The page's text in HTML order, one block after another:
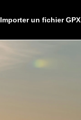
Importer un fichier GPX